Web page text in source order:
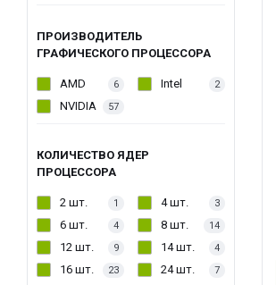
ПРОИЗВОДИТЕЛЬ
ГРАФИЧЕСКОГО ПРОЦЕССОРА
AMD 6 Intel 2
NVIDIA 57
КОЛИЧЕСТВО ЯДЕР
ПРОЦЕССОРА
2 шт. 1 4 шт. 3
6 шт. 4 8 шт. 14
12 шт. 9 14 шт. 4
16 шт. 23 24 шт. 7